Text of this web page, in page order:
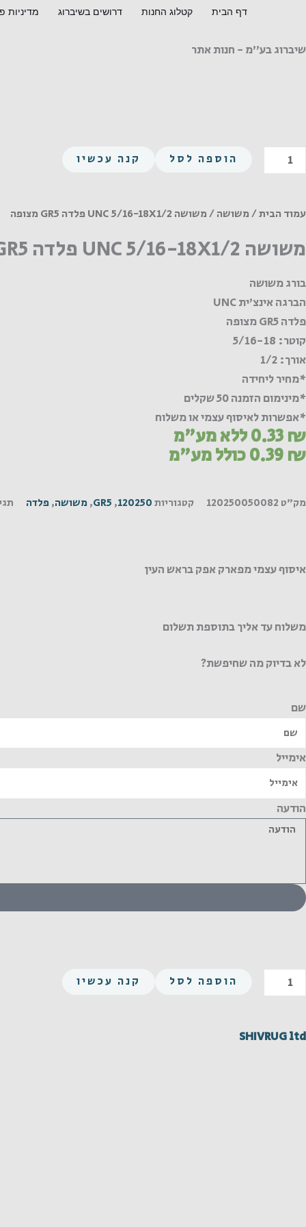
דף הבית קטלוג החנות דרושים בשיברוג מדיניות
שיברוג בע"מ - חנות אתר
כמות
של
UNC
18X1/2
GR5
מצופה
הוספה לסל קנה עכשיו
עמוד הבית/משושה/ משושה UNC 5/16-18X1/2 פלדה GR5 מצופה
משושה UNC 5/16-18X1/2 פלדה GR5 מצופה
בורג משושה
הברגה אינצ'ית UNC
פלדה GR5 מצופה
קוטר: 5/16-18
אורך: 1/2
*מחיר ליחידה
*מינימום הזמנה 50 שקלים
*אפשרות לאיסוף עצמי או משלוח
0.33₪ ללא מע"מ
0.39₪ כולל מע"מ
מק"ט 120250050082 קטגוריות120250
,
GR5
, משושה, פלדה
איסוף עצמי מפארק אפק בראש העין
משלוח עד אליך בתוספת תשלום
לא בדיוק מה שחיפשת?
שם
אימייל
הודעה
כמות
של
UNC
הוספה לסל קנה עכשיו
SHIVRUG ltd